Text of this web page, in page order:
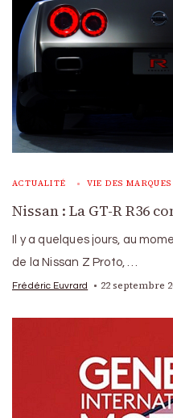
ACTUALITÉ VIE DES MARQUES
Nissan : La GT-R R36
Il y a quelques jours, au
de la Nissan Z Proto, …
Frédéric Euvrard 22 septembre